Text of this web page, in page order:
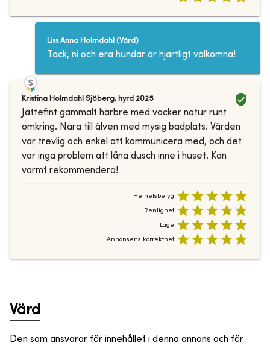
Liss Anna Holmdahl (Värd )
Tack, ni och era hundar är hjärtligt välkomna!
Kristina Holmdahl Sjöberg, hyrd 2025
Jättefint gammalt härbre med vacker natur runt
omkring. Nära till älven med mysig badplats. Värden
var trevlig och enkel att kommunicera med, och det
var inga problem att låna dusch inne i huset. Kan
varmt rekommendera!
Helhetsbetyg
Renlighet
Läge
Annonsens korrekthet
Värd
Den som ansvarar för innehållet i denna annons och för